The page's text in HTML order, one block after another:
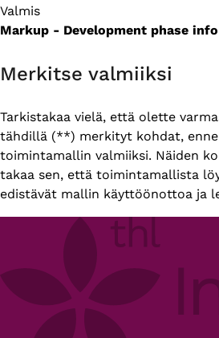
Valmis
Markup - Development phase info
Merkitse valmiiksi
Tarkistakaa vielä, että olette
tähdillä (**) merkityt kohdat,
toimintamallin valmiiksi. Näiden
takaa sen, että toimintamallista
edistävät mallin käyttöönottoa ja